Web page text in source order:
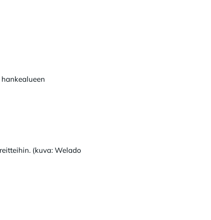
(kuva: Welado